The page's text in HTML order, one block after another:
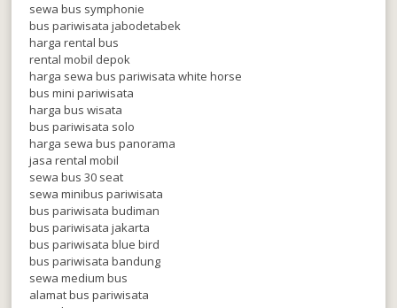
sewa bus symphonie
bus pariwisata jabodetabek
harga rental bus
rental mobil depok
harga sewa bus pariwisata white horse
bus mini pariwisata
harga bus wisata
bus pariwisata solo
harga sewa bus panorama
jasa rental mobil
sewa bus 30 seat
sewa minibus pariwisata
bus pariwisata budiman
bus pariwisata jakarta
bus pariwisata blue bird
bus pariwisata bandung
sewa medium bus
alamat bus pariwisata